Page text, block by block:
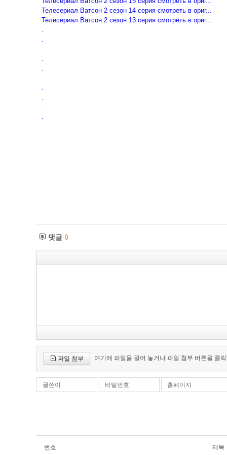
Телесериал Ватсон 2 сезон 14 серия смотреть в ориг...
Телесериал Ватсон 2 сезон 13 серия смотреть в ориг...
.
.
.
.
.
.
.
.
.
.
댓글 0
파일 첨부 여기에 파일을 끌어 놓거나 파일 첨부 버튼을 클
글쓴이 비밀번호 홈페이지
번호 제목